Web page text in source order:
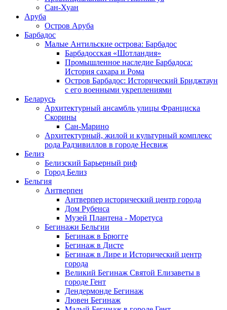
Сан-Хуан
Аруба
Остров Аруба
Барбадос
Малые Антильские острова: Барбадос
Барбадосская «Шотландия»
Промышленное наследие Барбадоса:
История сахара и Рома
Остров Барбадос: Исторический Бриджтаун
с его военными укреплениями
Беларусь
Архитектурный ансамбль улицы Франциска
Скорины
Сан-Марино
Архитектурный, жилой и культурный комплекс
рода Радзивиллов в городе Несвиж
Белиз
Белизский Барьерный риф
Город Белиз
Бельгия
Антверпен
Антверпер исторический центр города
Дом Рубенса
Музей Плантена - Моретуса
Бегинажи Бельгии
Бегинаж в Брюгге
Бегинаж в Дисте
Бегинаж в Лире и Исторический центр
города
Великий Бегинаж Святой Елизаветы в
городе Гент
Дендермонде Бегинаж
Лювен Бегинаж